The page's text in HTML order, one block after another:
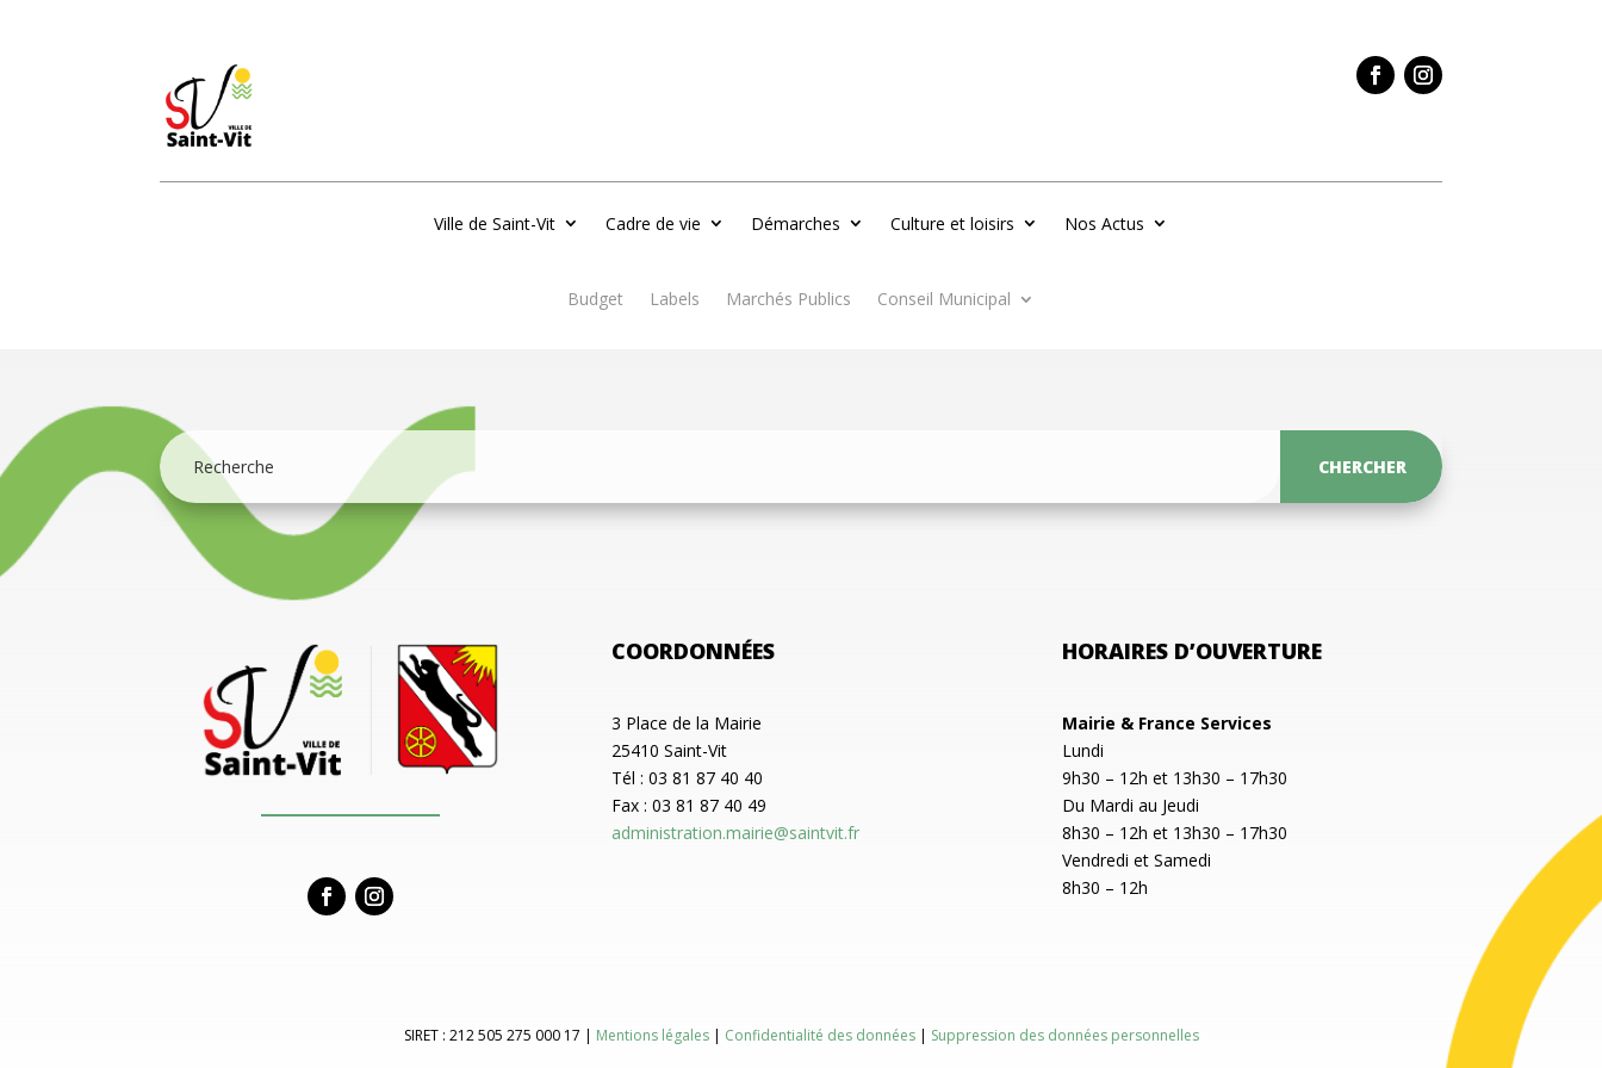
Ville de Saint-Vit Cadre de vie Démarches Culture et loisirs Nos Actus
Budget Labels Marchés Publics Conseil Municipal
COORDONNÉES
3 Place de la Mairie
25410 Saint-Vit
Tél : 03 81 87 40 40
Fax : 03 81 87 40 49
administration.mairie@saintvit.fr
HORAIRES D’OUVERTURE
Mairie & France Services
Lundi
9h30 – 12h et 13h30 – 17h30
Du Mardi au Jeudi
8h30 – 12h et 13h30 – 17h30
Vendredi et Samedi
8h30 – 12h
SIRET : 212 505 275 000 17 | Mentions légales | Confidentialité des données | Suppression des données personnelles